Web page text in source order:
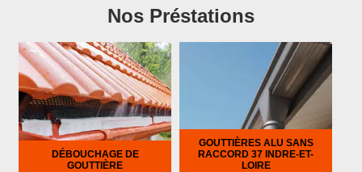
Nos Préstations
DÉBOUCHAGE DE
GOUTTIÈRE
GOUTTIÈRES ALU SANS
RACCORD 37 INDRE-ET-
LOIRE